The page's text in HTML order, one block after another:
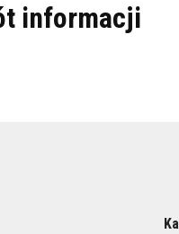
informacji